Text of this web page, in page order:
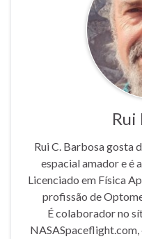
Rui
Rui C. Barbosa gosta
espacial amador e é
Licenciado em Física
profissão de
É colaborador no
NASASpaceflight.com,